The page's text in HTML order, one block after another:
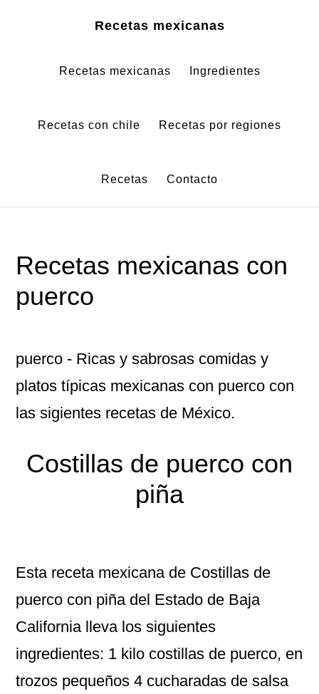
contenido
página
Recetas mexicanas
Recetas mexicanas Ingredientes
Recetas con chile Recetas por regiones
Recetas Contacto
Recetas mexicanas con
puerco
puerco - Ricas y sabrosas comidas y
platos típicas mexicanas con puerco con
las sigientes recetas de México.
Costillas de puerco con
piña
Esta receta mexicana de Costillas de
puerco con piña del Estado de Baja
California lleva los siguientes
ingredientes: 1 kilo costillas de puerco, en
trozos pequeños 4 cucharadas de salsa